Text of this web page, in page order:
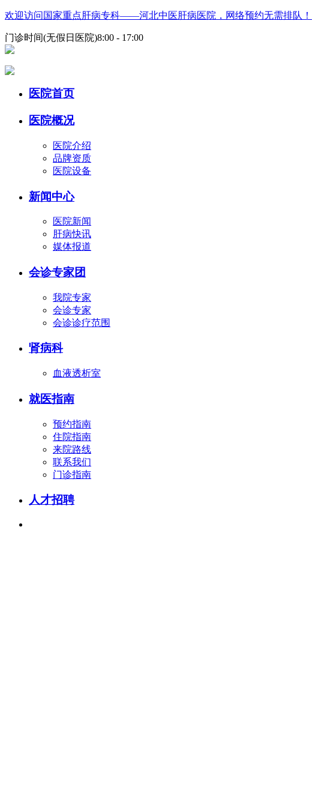
欢迎访问国家重点肝病专科——河北中医肝病医院，网络预约无需排队！
门诊时间(无假日医院)8:00 - 17:00
医院首页
医院概况
医院介绍
品牌资质
医院设备
新闻中心
医院新闻
肝病快讯
媒体报道
会诊专家团
我院专家
会诊专家
会诊诊疗范围
肾病科
血液透析室
就医指南
预约指南
住院指南
来院路线
联系我们
门诊指南
人才招聘